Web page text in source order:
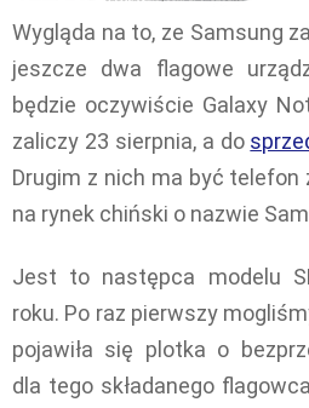
Wygląda na to, ze Samsung
jeszcze dwa flagowe
będzie oczywiście Galaxy
zaliczy 23 sierpnia, a do
Drugim z nich ma być telefon
na rynek chiński o nazwie
Jest to następca modelu
roku. Po raz pierwszy
pojawiła się plotka o
dla tego składanego